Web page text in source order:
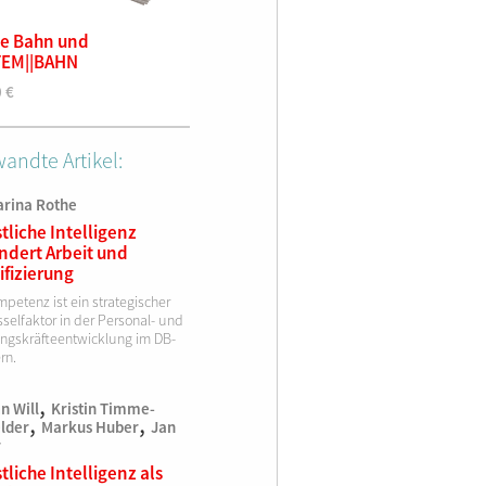
Bahn und
€
ISBN 978-3-943214-52-9
Artikel:
Rothe
Intelligenz
Arbeit und
ist ein strategischer
in der Personal- und
im DB-
Will, Kristin Timme-
,Markus Huber,Jan
Intelligenz als